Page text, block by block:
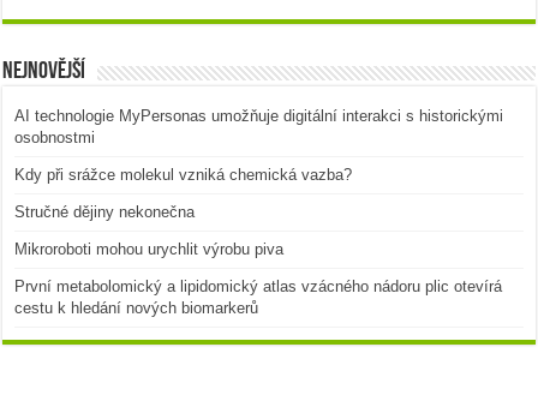
Nejnovější
AI technologie MyPersonas umožňuje digitální interakci s historickými
osobnostmi
Kdy při srážce molekul vzniká chemická vazba?
Stručné dějiny nekonečna
Mikroroboti mohou urychlit výrobu piva
První metabolomický a lipidomický atlas vzácného nádoru plic otevírá
cestu k hledání nových biomarkerů